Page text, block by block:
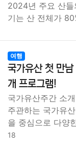
2024년 주요 산들
기는 산 전체가
여행
국가유산 첫 만
개 프로그램!
국가유산주간 소
주관하는 국가유
을 중심으로 다양
18